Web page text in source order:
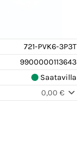
721-PVK6-3P3T
9900000113643
Saatavilla
0,00 €